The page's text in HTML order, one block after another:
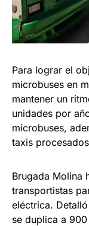
Para lograr el
microbuses en
mantener un
unidades por
microbuses,
taxis
Brugada Molina
transportistas
eléctrica.
se duplica a